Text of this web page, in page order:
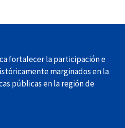
y
n
k
fortalecer la participación e
marginados en la
públicas en la región de